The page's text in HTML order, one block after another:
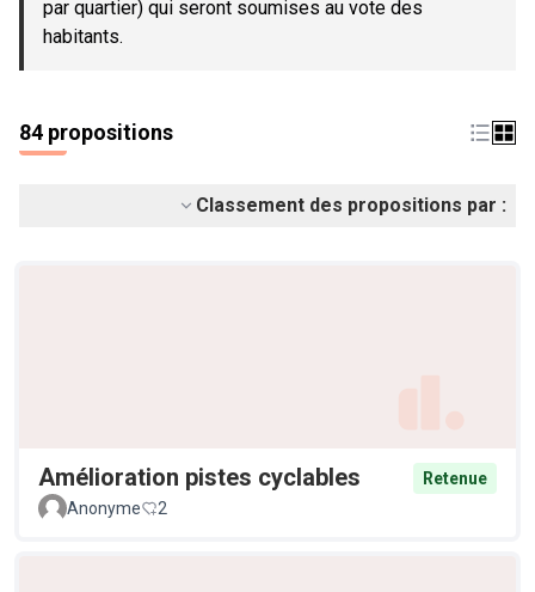
par quartier) qui seront soumises au vote des
habitants.
84 propositions
Classement des propositions par :
Amélioration pistes cyclables
Retenue
Anonyme
2